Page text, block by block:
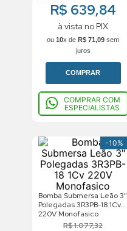
R$ 639,84
à vista no PIX
ou 10x de R$ 71,09 sem
juros
COMPRAR
COMPRAR COM
ESPECIALISTAS
-10%
Bomba Submersa Leão 3"
Polegadas 3R3PB-18 1Cv
220V Monofasico
R$1.077,32